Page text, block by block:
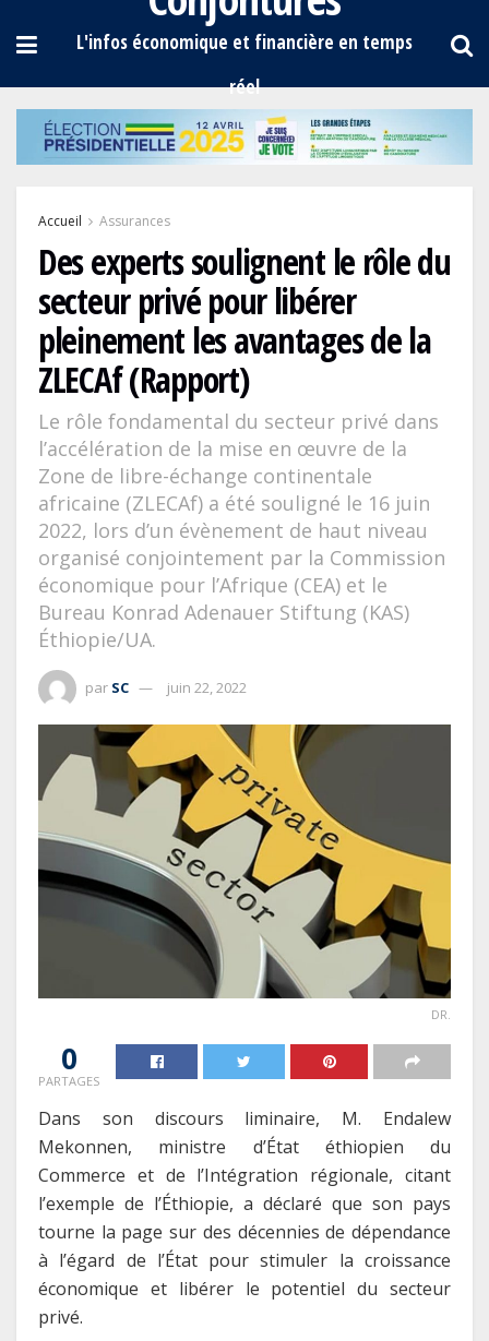
Accueil Assurances
Des experts soulignent le rôle du
secteur privé pour libérer
pleinement les avantages de la
ZLECAf (Rapport)
Le rôle fondamental du secteur privé dans
l’accélération de la mise en œuvre de la
Zone de libre-échange continentale
africaine (ZLECAf) a été souligné le 16 juin
2022, lors d’un évènement de haut niveau
organisé conjointement par la Commission
économique pour l’Afrique (CEA) et le
Bureau Konrad Adenauer Stiftung (KAS)
Éthiopie/UA.
par SC juin 22, 2022
DR.
0
PARTAGES
Dans son discours liminaire, M. Endalew
Mekonnen, ministre d’État éthiopien du
Commerce et de l’Intégration régionale, citant
l’exemple de l’Éthiopie, a déclaré que son pays
tourne la page sur des décennies de dépendance
à l’égard de l’État pour stimuler la croissance
économique et libérer le potentiel du secteur
privé.